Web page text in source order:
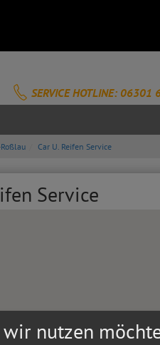
SERVICE HOTLINE:
Car U. Reifen Service
Service
wir nutzen